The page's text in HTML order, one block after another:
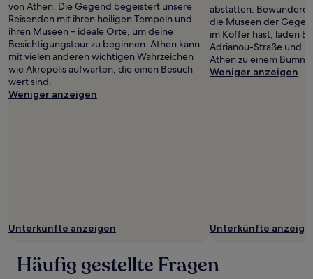
von Athen. Die Gegend begeistert unsere
Reisenden mit ihren heiligen Tempeln und
ihren Museen – ideale Orte, um deine
Besichtigungstour zu beginnen. Athen kann
mit vielen anderen wichtigen Wahrzeichen
wie Akropolis aufwarten, die einen Besuch
wert sind.
Weniger anzeigen
Unterkünfte anzeigen
abstatten. Bewundere
die Museen der
im Koffer hast, laden
Adrianou-Straße und
Athen zu einem
Weniger anzeigen
Unterkünfte
Häufig gestellte Fragen